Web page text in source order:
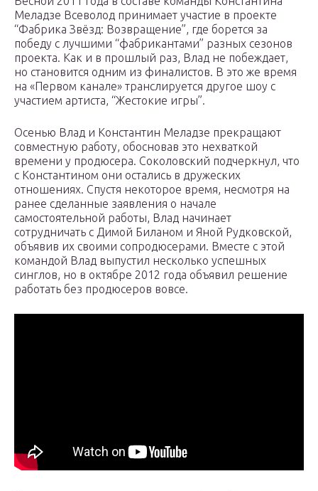
Меладзе Всеволод принимает участие в проекте
“Фабрика Звёзд: Возвращение”, где борется за
победу с лучшими “фабрикантами” разных сезонов
проекта. Как и в прошлый раз, Влад не побеждает,
но становится одним из финалистов. В это же время
на «Первом канале» транслируется другое шоу с
участием артиста, “Жестокие игры”.
Осенью Влад и Константин Меладзе прекращают
совместную работу, обосновав это нехваткой
времени у продюсера. Соколовский подчеркнул, что
с Константином они остались в дружеских
отношениях. Спустя некоторое время, несмотря на
ранее сделанные заявления о начале
самостоятельной работы, Влад начинает
сотрудничать с Димой Биланом и Яной Рудковской,
объявив их своими сопродюсерами. Вместе с этой
командой Влад выпустил несколько успешных
синглов, но в октябре 2012 года объявил решение
работать без продюсеров вовсе.